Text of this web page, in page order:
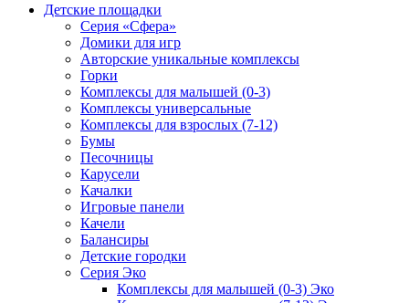
Детские площадки
Серия «Сфера»
Домики для игр
Авторские уникальные комплексы
Горки
Комплексы для малышей (0-3)
Комплексы универсальные
Комплексы для взрослых (7-12)
Бумы
Песочницы
Карусели
Качалки
Игровые панели
Качели
Балансиры
Детские городки
Серия Эко
Комплексы для малышей (0-3) Эко